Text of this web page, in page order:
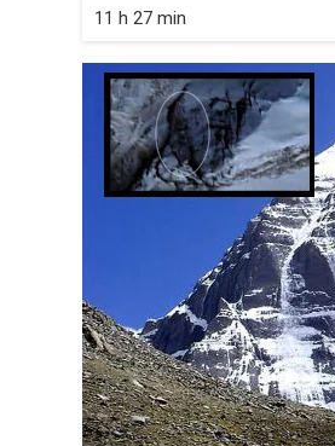
11 h 27 min